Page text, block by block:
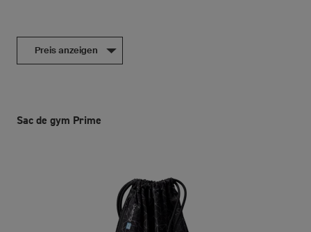
Preis anzeigen
Sac de gym Prime